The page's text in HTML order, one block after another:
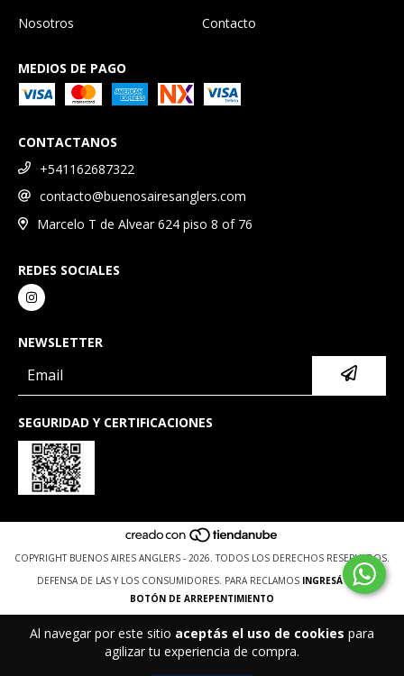
Al navegar por este sitio aceptás el uso de cookies para
agilizar tu experiencia de compra.
Nosotros Contacto
MEDIOS DE PAGO
CONTACTANOS
+541162687322
contacto@buenosairesanglers.com
Marcelo T de Alvear 624 piso 8 of 76
REDES SOCIALES
NEWSLETTER
SEGURIDAD Y CERTIFICACIONES
COPYRIGHT BUENOS AIRES ANGLERS - 2026. TODOS LOS DERECHOS RESERVADOS.
DEFENSA DE LAS Y LOS CONSUMIDORES. PARA RECLAMOS INGRESÁ ACÁ.
BOTÓN DE ARREPENTIMIENTO